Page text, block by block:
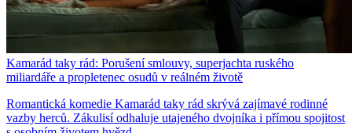
Kamarád taky rád: Porušení smlouvy, superjachta ruského
miliardáře a propletenec osudů v reálném životě
Romantická komedie Kamarád taky rád skrývá zajímavé rodinné
vazby herců. Zákulisí odhaluje utajeného dvojníka i přímou spojitost